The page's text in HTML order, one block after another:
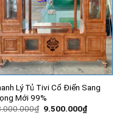
Lý Tủ Tivi Cổ Điển Sang
Mới 99%
₫ Giá
9.500.000₫Giá
hiện